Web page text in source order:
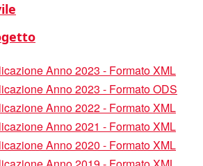
Anno 2023 - Formato XML
Anno 2023 - Formato ODS
Anno 2022 - Formato XML
Anno 2021 - Formato XML
Anno 2020 - Formato XML